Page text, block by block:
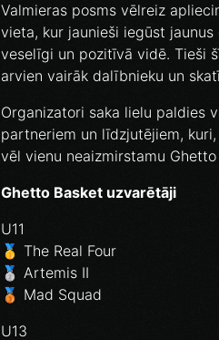
Valmieras posms vēlreiz
vieta, kur jaunieši iegūst
veselīgi un pozitīvā vidē. Tieši
arvien vairāk dalībnieku un
Organizatori saka lielu paldies
partneriem un līdzjutējiem,
vēl vienu neaizmirstamu Ghetto
Ghetto Basket uzvarētāji
U11
🥇 The Real Four
🥈 Artemis II
🥉 Mad Squad
U13